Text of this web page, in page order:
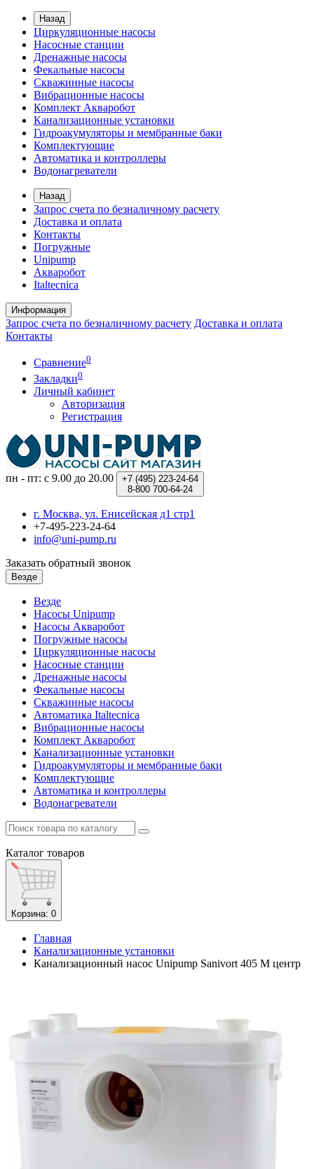
Назад
Циркуляционные насосы
Насосные станции
Дренажные насосы
Фекальные насосы
Скважинные насосы
Вибрационные насосы
Комплект Акваробот
Канализационные установки
Гидроакумуляторы и мембранные баки
Комплектующие
Автоматика и контроллеры
Водонагреватели
Назад
Запрос счета по безналичному расчету
Доставка и оплата
Контакты
Погружные
Unipump
Акваробот
Italtecnica
Информация
Запрос счета по безналичному расчету Доставка и оплата
Контакты
Сравнение0
Закладки0
Личный кабинет
Авторизация
Регистрация
пн - пт: с 9.00 до 20.00 +7 (495) 223-24-64
8-800 700-64-24
г. Москва, ул. Енисейская д1 стр1
+7-495-223-24-64
info@uni-pump.ru
Заказать обратный звонок
Везде
Везде
Насосы Unipump
Насосы Акваробот
Погружные насосы
Циркуляционные насосы
Насосные станции
Дренажные насосы
Фекальные насосы
Скважинные насосы
Автоматика Italtecnica
Вибрационные насосы
Комплект Акваробот
Канализационные установки
Гидроакумуляторы и мембранные баки
Комплектующие
Автоматика и контроллеры
Водонагреватели
Каталог товаров
Корзина: 0
Главная
Канализационные установки
Канализационный насос Unipump Sanivort 405 M центр